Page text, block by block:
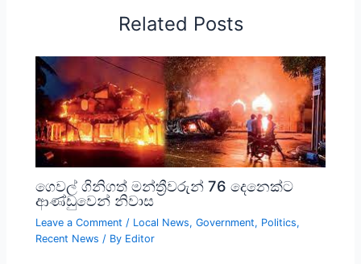
Related Posts
ගෙවල් ගිනිගත් මන්ත්‍රීවරුන් 76 දෙනෙක්ට
ආණ්ඩුවෙන් නිවාස
Leave a Comment / Local News,Government, Politics,
Recent News / By Editor